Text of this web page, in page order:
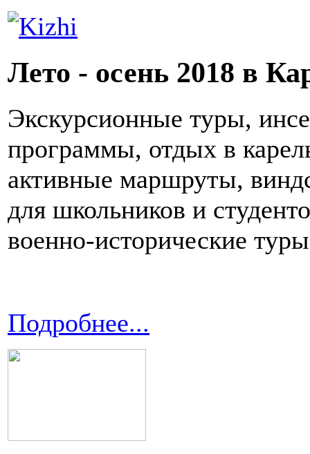
Лето - осень 2018 в
Экскурсионные туры,
программы, отдых в
активные маршруты,
для школьников и
военно-исторические
Подробнее...